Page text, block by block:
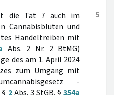
5
die Tat 7 auch im
Cannabisblüten und
Handeltreiben mit
Abs. 2 Nr. 2 BtMG)
des am 1. April 2024
zum Umgang mit
-
2Abs. 3 StGB, §354a